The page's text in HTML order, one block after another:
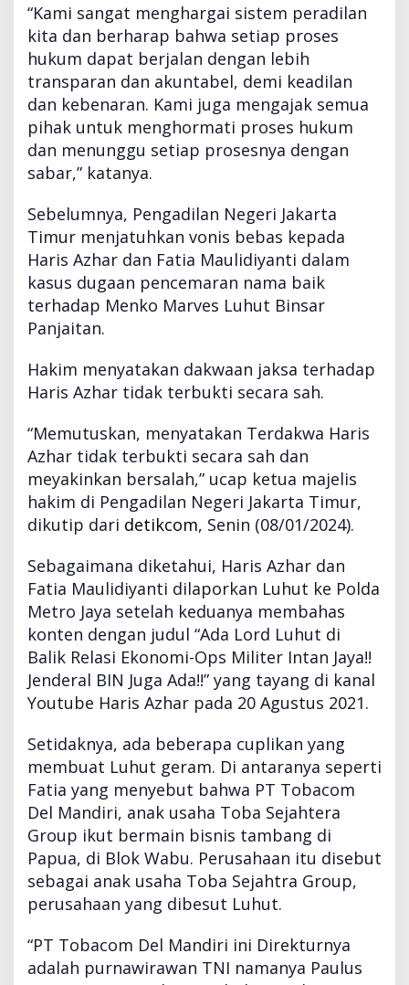
“Kami sangat menghargai sistem peradilan
kita dan berharap bahwa setiap proses
hukum dapat berjalan dengan lebih
transparan dan akuntabel, demi keadilan
dan kebenaran. Kami juga mengajak semua
pihak untuk menghormati proses hukum
dan menunggu setiap prosesnya dengan
sabar,” katanya.
Sebelumnya, Pengadilan Negeri Jakarta
Timur menjatuhkan vonis bebas kepada
Haris Azhar dan Fatia Maulidiyanti dalam
kasus dugaan pencemaran nama baik
terhadap Menko Marves Luhut Binsar
Panjaitan.
Hakim menyatakan dakwaan jaksa terhadap
Haris Azhar tidak terbukti secara sah.
“Memutuskan, menyatakan Terdakwa Haris
Azhar tidak terbukti secara sah dan
meyakinkan bersalah,” ucap ketua majelis
hakim di Pengadilan Negeri Jakarta Timur,
dikutip dari detikcom, Senin (08/01/2024).
Sebagaimana diketahui, Haris Azhar dan
Fatia Maulidiyanti dilaporkan Luhut ke Polda
Metro Jaya setelah keduanya membahas
konten dengan judul “Ada Lord Luhut di
Balik Relasi Ekonomi-Ops Militer Intan Jaya!!
Jenderal BIN Juga Ada!!” yang tayang di kanal
Youtube Haris Azhar pada 20 Agustus 2021.
Setidaknya, ada beberapa cuplikan yang
membuat Luhut geram. Di antaranya seperti
Fatia yang menyebut bahwa PT Tobacom
Del Mandiri, anak usaha Toba Sejahtera
Group ikut bermain bisnis tambang di
Papua, di Blok Wabu. Perusahaan itu disebut
sebagai anak usaha Toba Sejahtra Group,
perusahaan yang dibesut Luhut.
“PT Tobacom Del Mandiri ini Direkturnya
adalah purnawirawan TNI namanya Paulus